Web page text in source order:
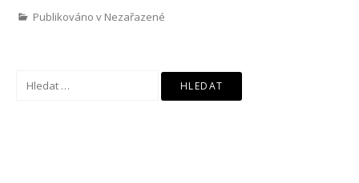
Publikováno v Nezařazené
Vyhledávání